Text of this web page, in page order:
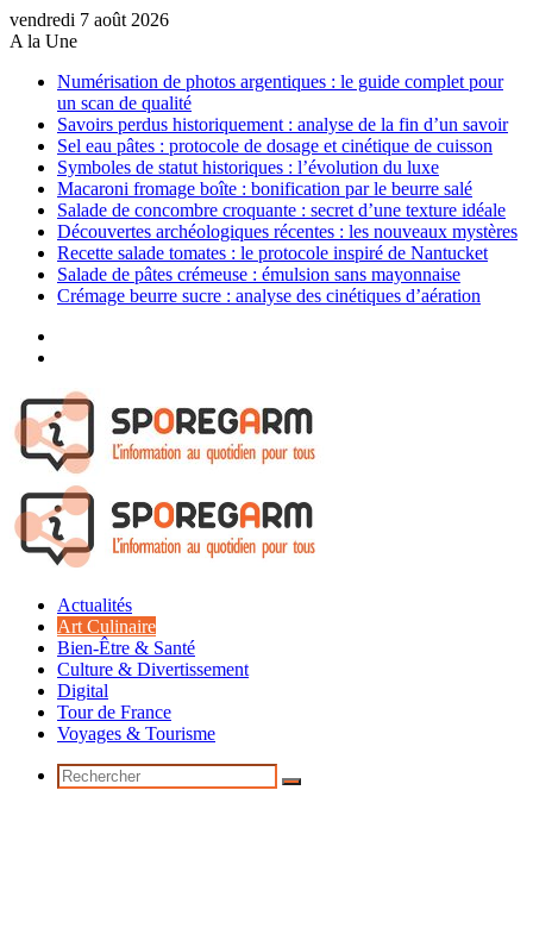
vendredi 7 août 2026
A la Une
Numérisation de photos argentiques : le guide complet pour
un scan de qualité
Savoirs perdus historiquement : analyse de la fin d’un savoir
Sel eau pâtes : protocole de dosage et cinétique de cuisson
Symboles de statut historiques : l’évolution du luxe
Macaroni fromage boîte : bonification par le beurre salé
Salade de concombre croquante : secret d’une texture idéale
Découvertes archéologiques récentes : les nouveaux mystères
Recette salade tomates : le protocole inspiré de Nantucket
Salade de pâtes crémeuse : émulsion sans mayonnaise
Crémage beurre sucre : analyse des cinétiques d’aération
Menu
Actualités
Art Culinaire
Bien-Être & Santé
Culture & Divertissement
Digital
Tour de France
Voyages & Tourisme
Rechercher